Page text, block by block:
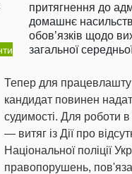
притягнення до
домашнє
обов’язків щодо
загальної
Тепер для
кандидат повинен
судимості. Для роботи в
— витяг із Дії про
Національної поліції
правопорушень,